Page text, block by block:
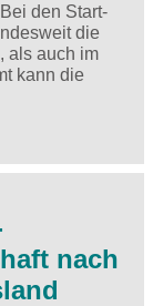
den Start-
die
als auch im
kann die
nach